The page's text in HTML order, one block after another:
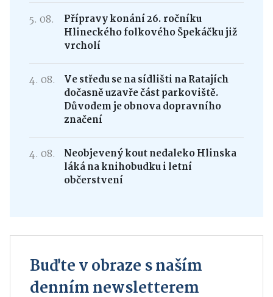
5. 08.
Přípravy konání 26. ročníku
Hlineckého folkového Špekáčku již
vrcholí
4. 08.
Ve středu se na sídlišti na Ratajích
dočasně uzavře část parkoviště.
Důvodem je obnova dopravního
značení
4. 08.
Neobjevený kout nedaleko Hlinska
láká na knihobudku i letní
občerstvení
Buďte v obraze s naším
denním newsletterem